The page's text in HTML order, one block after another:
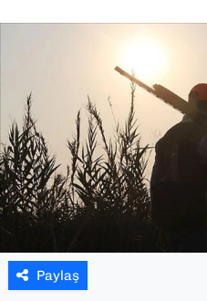
Paylaş
TEKNOLOJİ
YEREL YÖNETİMLER